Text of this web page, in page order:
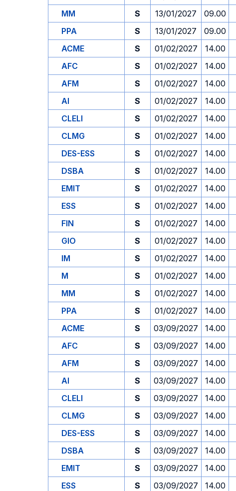
MM
S 13/01/2027 09.00
PPA
S 13/01/2027 09.00
ACME
S 01/02/2027 14.00
AFC
S 01/02/2027 14.00
AFM
S 01/02/2027 14.00
AI
S 01/02/2027 14.00
CLELI
S 01/02/2027 14.00
CLMG
S 01/02/2027 14.00
DES-ESS
S 01/02/2027 14.00
DSBA
S 01/02/2027 14.00
EMIT
S 01/02/2027 14.00
ESS
S 01/02/2027 14.00
FIN
S 01/02/2027 14.00
GIO
S 01/02/2027 14.00
IM
S 01/02/2027 14.00
M
S 01/02/2027 14.00
MM
S 01/02/2027 14.00
PPA
S 01/02/2027 14.00
ACME
S 03/09/2027 14.00
AFC
S 03/09/2027 14.00
AFM
S 03/09/2027 14.00
AI
S 03/09/2027 14.00
CLELI
S 03/09/2027 14.00
CLMG
S 03/09/2027 14.00
DES-ESS
S 03/09/2027 14.00
DSBA
S 03/09/2027 14.00
EMIT
S 03/09/2027 14.00
ESS
S 03/09/2027 14.00